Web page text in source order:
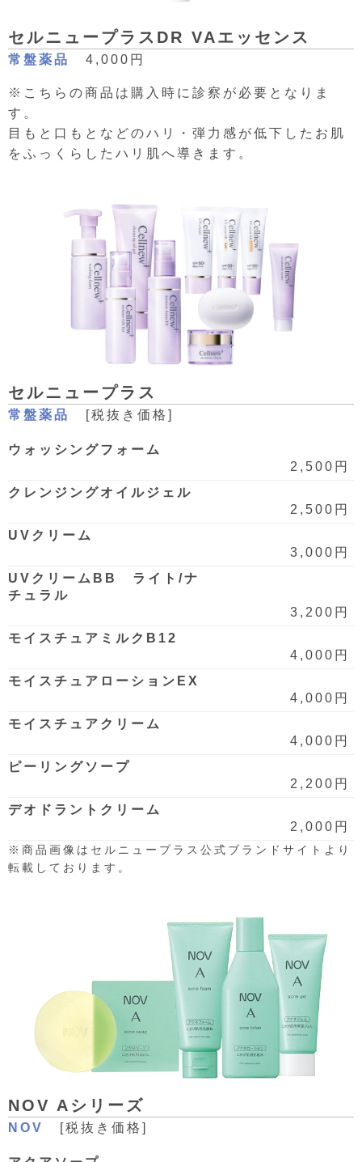
セルニュープラスDR VAエッセンス
常盤薬品 4,000円
※こちらの商品は購入時に診察が必要となりま
す。
目もと口もとなどのハリ・弾力感が低下したお肌
をふっくらしたハリ肌へ導きます。
セルニュープラス
常盤薬品 [税抜き価格]
ウォッシングフォーム
2,500円
クレンジングオイルジェル
2,500円
UVクリーム
3,000円
UVクリームBB ライト/ナ
チュラル
3,200円
モイスチュアミルクB12
4,000円
モイスチュアローションEX
4,000円
モイスチュアクリーム
4,000円
ピーリングソープ
2,200円
デオドラントクリーム
2,000円
※商品画像はセルニュープラス公式ブランドサイトより
転載しております。
NOV Aシリーズ
NOV [税抜き価格]